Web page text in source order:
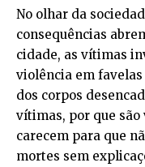
No olhar da
consequências
cidade, as vítimas
violência em
dos corpos
vítimas, por que
carecem para que
mortes sem